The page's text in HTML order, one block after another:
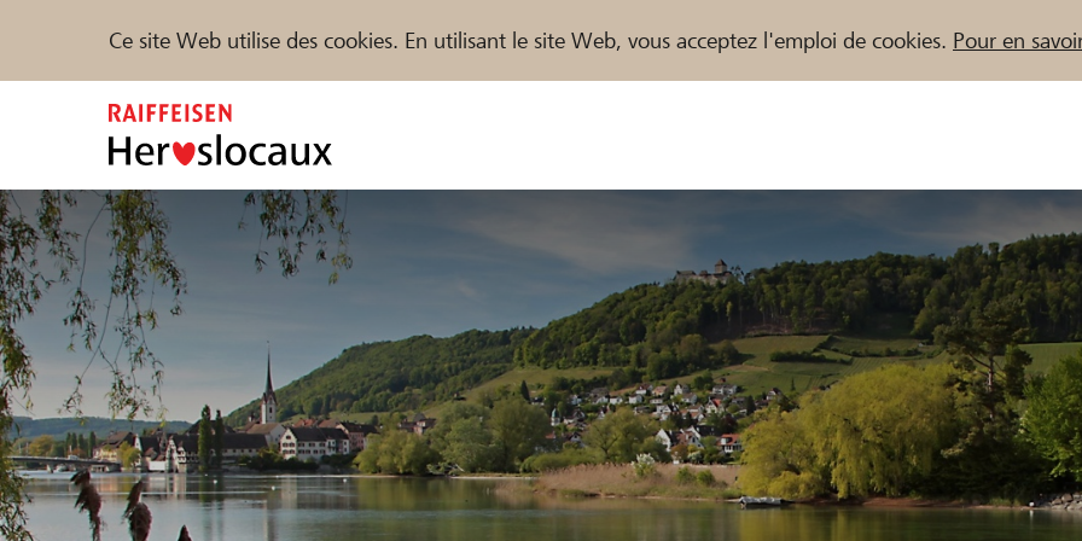
Ce site Web utilise des cookies. En utilisant le site Web, vous acceptez l'emploi de cookies. Pour en
Parrainer Soutien & assistance
Trouvez des projets et des organisations
DE FR IT